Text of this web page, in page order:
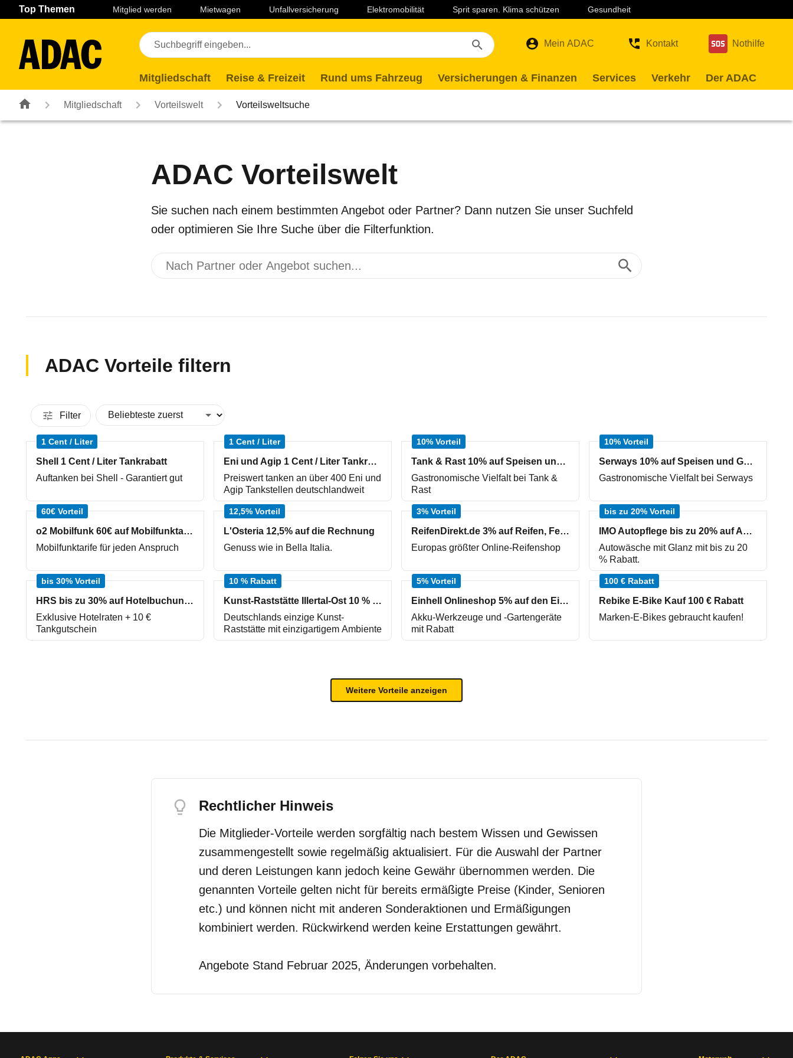
Navigation Seiteninhalt Fußzeile
Top Themen Mitglied werden Mietwagen Unfallversicherung Elektromobilität Sprit sparen. Klima schützen Gesundheit
Mein ADAC Kontakt Nothilfe
Mitgliedschaft Reise & Freizeit Rund ums Fahrzeug Versicherungen & Finanzen Services Verkehr Der ADAC
Mitgliedschaft Vorteilswelt Vorteilsweltsuche
ADAC Vorteilswelt
Sie suchen nach einem bestimmten Angebot oder Partner? Dann nutzen Sie unser Suchfeld
oder optimieren Sie Ihre Suche über die Filterfunktion.
Nach Partner oder Angebot suchen...
ADAC Vorteile filtern
Filter
1 Cent / Liter
Shell 1 Cent / Liter Tankrabatt
Auftanken bei Shell - Garantiert gut
1 Cent / Liter
Eni und Agip 1 Cent / Liter Tankrabatt
Preiswert tanken an über 400 Eni und
Agip Tankstellen deutschlandweit
10% Vorteil
Tank & Rast 10% auf Speisen und Getränke
Gastronomische Vielfalt bei Tank &
Rast
10% Vorteil
Serways 10% auf Speisen und Getränke
Gastronomische Vielfalt bei Serways
60€ Vorteil
o2 Mobilfunk 60€ auf Mobilfunktarife
Mobilfunktarife für jeden Anspruch
12,5% Vorteil
L'Osteria 12,5% auf die Rechnung
Genuss wie in Bella Italia.
3% Vorteil
ReifenDirekt.de 3% auf Reifen, Felgen und Kompletträder
Europas größter Online-Reifenshop
bis zu 20% Vorteil
IMO Autopflege bis zu 20% auf Autowäschen
Autowäsche mit Glanz mit bis zu 20
% Rabatt.
bis 30% Vorteil
HRS bis zu 30% auf Hotelbuchungen
Exklusive Hotelraten + 10 €
Tankgutschein
10 % Rabatt
Kunst-Raststätte Illertal-Ost 10 % Rabatt
Deutschlands einzige Kunst-
Raststätte mit einzigartigem Ambiente
5% Vorteil
Einhell Onlineshop 5% auf den Einkaufswert
Akku-Werkzeuge und -Gartengeräte
mit Rabatt
100 € Rabatt
Rebike E-Bike Kauf 100 € Rabatt
Marken-E-Bikes gebraucht kaufen!
Weitere Vorteile anzeigen
Rechtlicher Hinweis
Die Mitglieder-Vorteile werden sorgfältig nach bestem Wissen und Gewissen
zusammengestellt sowie regelmäßig aktualisiert. Für die Auswahl der Partner
und deren Leistungen kann jedoch keine Gewähr übernommen werden. Die
genannten Vorteile gelten nicht für bereits ermäßigte Preise (Kinder, Senioren
etc.) und können nicht mit anderen Sonderaktionen und Ermäßigungen
kombiniert werden. Rückwirkend werden keine Erstattungen gewährt.
Angebote Stand Februar 2025, Änderungen vorbehalten.